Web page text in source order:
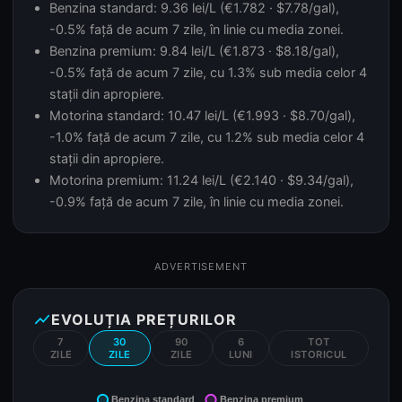
Benzina standard: 9.36 lei/L (€1.782 · $7.78/gal),
-0.5% față de acum 7 zile, în linie cu media zonei.
Benzina premium: 9.84 lei/L (€1.873 · $8.18/gal),
-0.5% față de acum 7 zile, cu 1.3% sub media celor 4
stații din apropiere.
Motorina standard: 10.47 lei/L (€1.993 · $8.70/gal),
-1.0% față de acum 7 zile, cu 1.2% sub media celor 4
stații din apropiere.
Motorina premium: 11.24 lei/L (€2.140 · $9.34/gal),
-0.9% față de acum 7 zile, în linie cu media zonei.
ADVERTISEMENT
show_chartEVOLUȚIA PREȚURILOR
7
ZILE
30
ZILE
90
ZILE
6
LUNI
TOT
ISTORICUL